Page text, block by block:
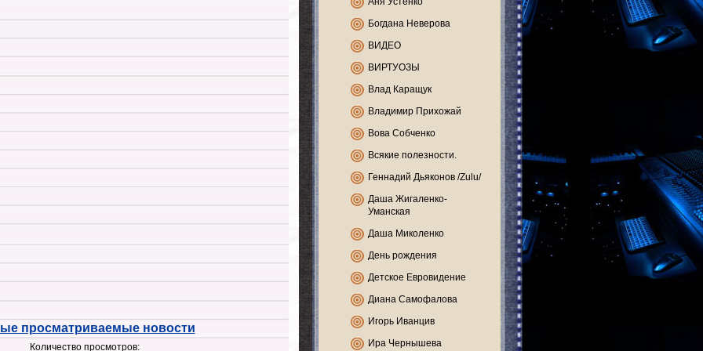
просматриваемые новости
Количество просмотров:
Богдана Неверова
ВИДЕО
ВИРТУОЗЫ
Влад Каращук
Владимир Прихожай
Вова Собченко
Всякие полезности.
Геннадий Дьяконов /Zulu/
Даша Жигаленко-
Уманская
Даша Миколенко
День рождения
Детское Евровидение
Диана Самофалова
Игорь Иванцив
Ира Чернышева